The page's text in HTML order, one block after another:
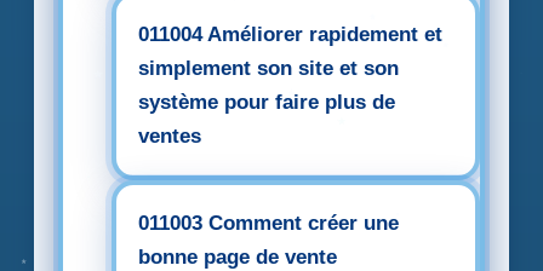
011004 Améliorer rapidement et
simplement son site et son
système pour faire plus de
ventes
011003 Comment créer une
bonne page de vente